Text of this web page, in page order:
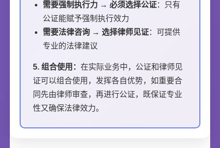
需要强制执行力 → 必须选择公证：只有
公证能赋予强制执行效力
需要法律咨询 → 选择律师见证：可提供
专业的法律建议
5. 组合使用： 在实际业务中，公证和律师见
证可以组合使用，发挥各自优势，如重要合
同先由律师审查，再进行公证，既保证专业
性又确保法律效力。